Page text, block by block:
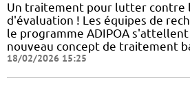
Un traitement pour lutter contre
d'évaluation ! Les équipes de
le programme ADIPOA
nouveau concept de traitement
18/02/2026 15:25